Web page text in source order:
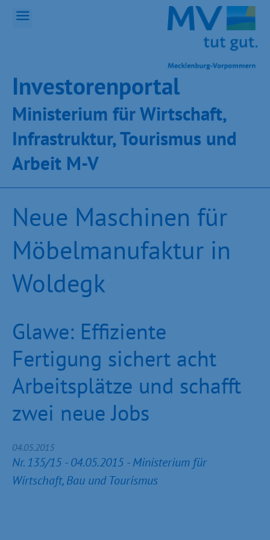
Inves­toren­por­tal
Ministeri­um für Wirt­schaft,
Infra­struk­tur, Tou­ris­mus und
Ar­beit M-V
Neue Maschinen für
Möbelmanufaktur in
Woldegk
Glawe: Effiziente
Fertigung sichert acht
Arbeitsplätze und schafft
zwei neue Jobs
04.05.2015
Nr. 135/15 - 04.05.2015 - Ministerium für
Wirtschaft, Bau und Tourismus